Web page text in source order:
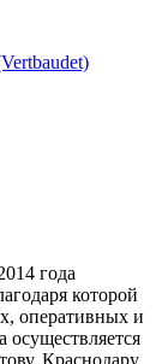
года
которой
оперативных и
осуществляется
Краснодару,